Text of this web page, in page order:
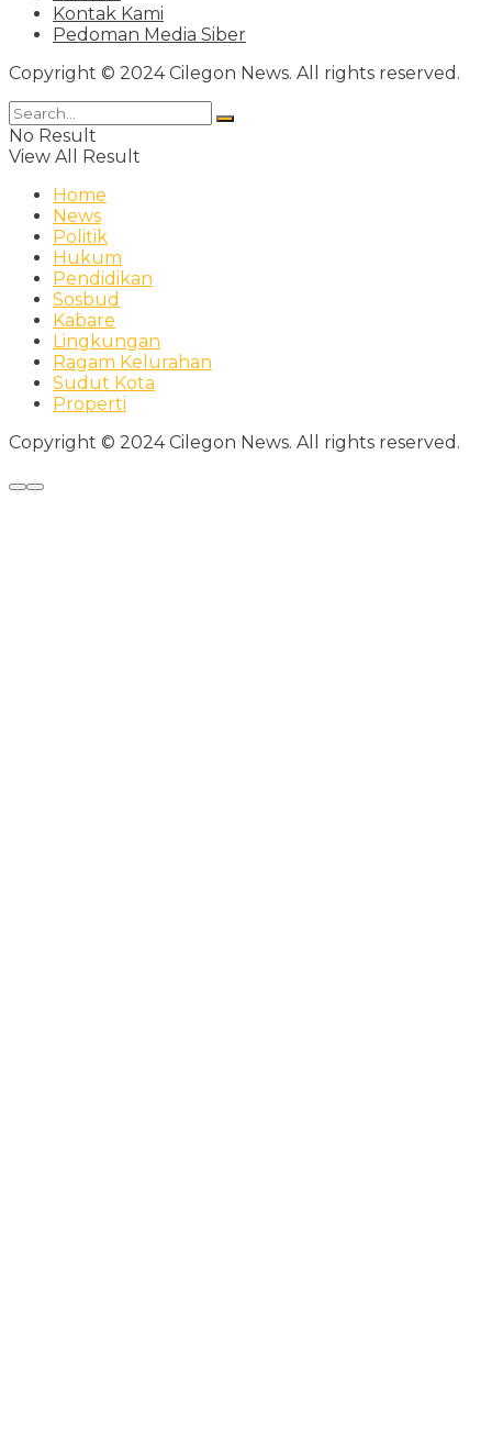
Kontak Kami
Pedoman Media Siber
Copyright © 2024 Cilegon News. All rights reserved.
No Result
View All Result
Home
News
Politik
Hukum
Pendidikan
Sosbud
Kabare
Lingkungan
Ragam Kelurahan
Sudut Kota
Properti
Copyright © 2024 Cilegon News. All rights reserved.